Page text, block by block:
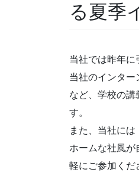
る夏季
当社では昨年に
当社のインタ
など、学校の講
す。
また、当社に
ホームな社風
軽にご参加くだ